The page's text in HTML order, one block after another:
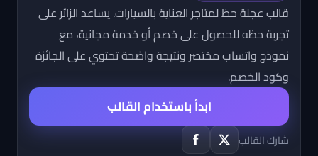
قالب عجلة حظ لمتاجر العناية بالسيارات. يساعد الزائر على
تجربة حظه للحصول على خصم أو خدمة مجانية، مع
نموذج واتساب مختصر ونتيجة واضحة تحتوي على الجائزة
وكود الخصم.
ابدأ باستخدام القالب
شارك القالب